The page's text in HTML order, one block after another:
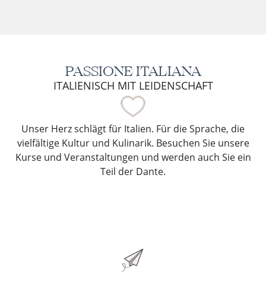
PASSIONE ITALIANA
ITALIENISCH MIT LEIDENSCHAFT
Unser Herz schlägt für Italien. Für die Sprache, die
vielfältige Kultur und Kulinarik. Besuchen Sie unsere
Kurse und Veranstaltungen und werden auch Sie ein
Teil der Dante.